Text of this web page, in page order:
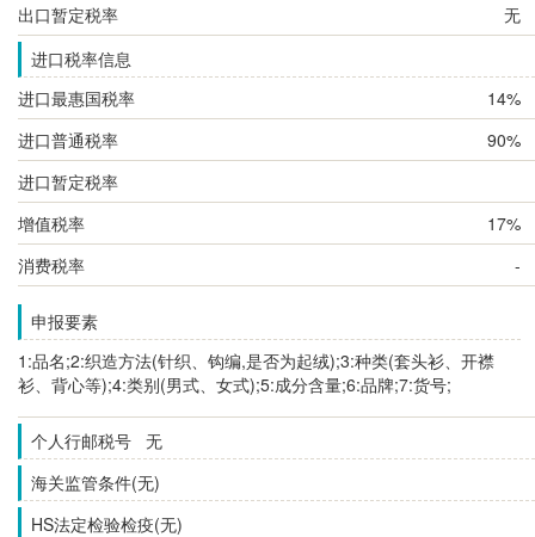
出口暂定税率
无
进口税率信息
进口最惠国税率
14%
进口普通税率
90%
进口暂定税率
增值税率
17%
消费税率
-
申报要素
1:品名;2:织造方法(针织、钩编,是否为起绒);3:种类(套头衫、开襟
衫、背心等);4:类别(男式、女式);5:成分含量;6:品牌;7:货号;
个人行邮税号 无
海关监管条件(无)
HS法定检验检疫(无)